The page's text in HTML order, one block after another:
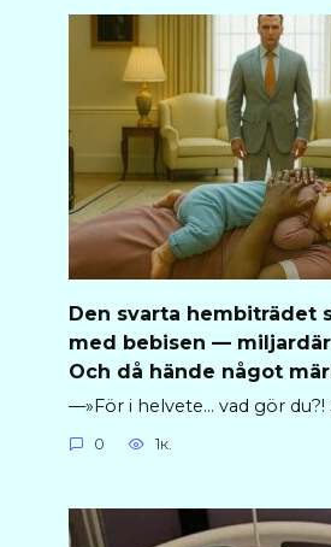
Den svarta hembiträdet
med bebisen —
Och då hände något
—»För i helvete… vad gör du?!
0 1к.